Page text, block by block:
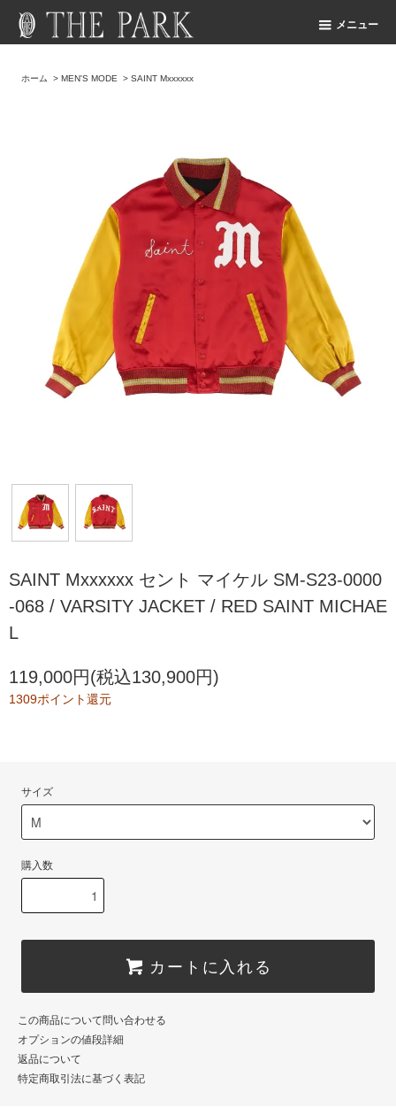
メニュー
ホーム >MEN'S MODE >SAINT Mxxxxxx
SAINT Mxxxxxx セント マイケル SM-S23-0000
-068 / VARSITY JACKET / RED SAINT MICHAE
L
119,000円(税込130,900円)
1309ポイント還元
サイズ
購入数
カートに入れる
この商品について問い合わせる
オプションの値段詳細
返品について
特定商取引法に基づく表記